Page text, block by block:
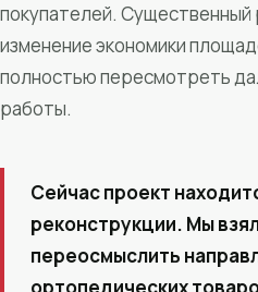
покупателей. Существенный
изменение экономики
полностью пересмотреть
работы.
Сейчас проект
реконструкции. Мы
переосмыслить